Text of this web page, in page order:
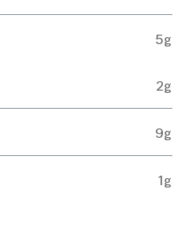
5g
2g
9g
1g